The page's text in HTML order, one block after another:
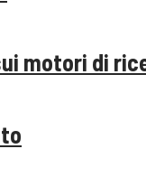
motori di